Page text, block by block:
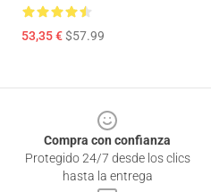
53,35 €$57.99
Compra con confianza
Protegido 24/7 desde los clics
hasta la entrega